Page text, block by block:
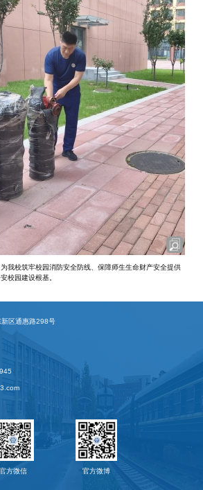
我校筑牢校园消防安全防线、保障师生生命财产安全提供
校园建设根基。
区通惠路298号
官方微信 官方微博